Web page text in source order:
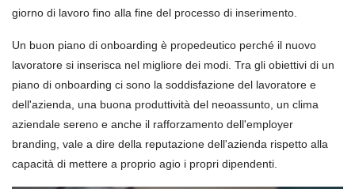
giorno di lavoro fino alla fine del processo di inserimento.
Un buon piano di onboarding è propedeutico perché il nuovo
lavoratore si inserisca nel migliore dei modi. Tra gli obiettivi di un
piano di onboarding ci sono la soddisfazione del lavoratore e
dell'azienda, una buona produttività del neoassunto, un clima
aziendale sereno e anche il rafforzamento dell'employer
branding, vale a dire della reputazione dell'azienda rispetto alla
capacità di mettere a proprio agio i propri dipendenti.